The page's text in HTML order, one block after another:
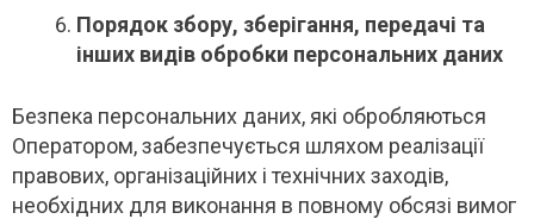
Порядок збору, зберігання, передачі та
інших видів обробки персональних даних
Безпека персональних даних, які обробляються
Оператором, забезпечується шляхом реалізації
правових, організаційних і технічних заходів,
необхідних для виконання в повному обсязі вимог